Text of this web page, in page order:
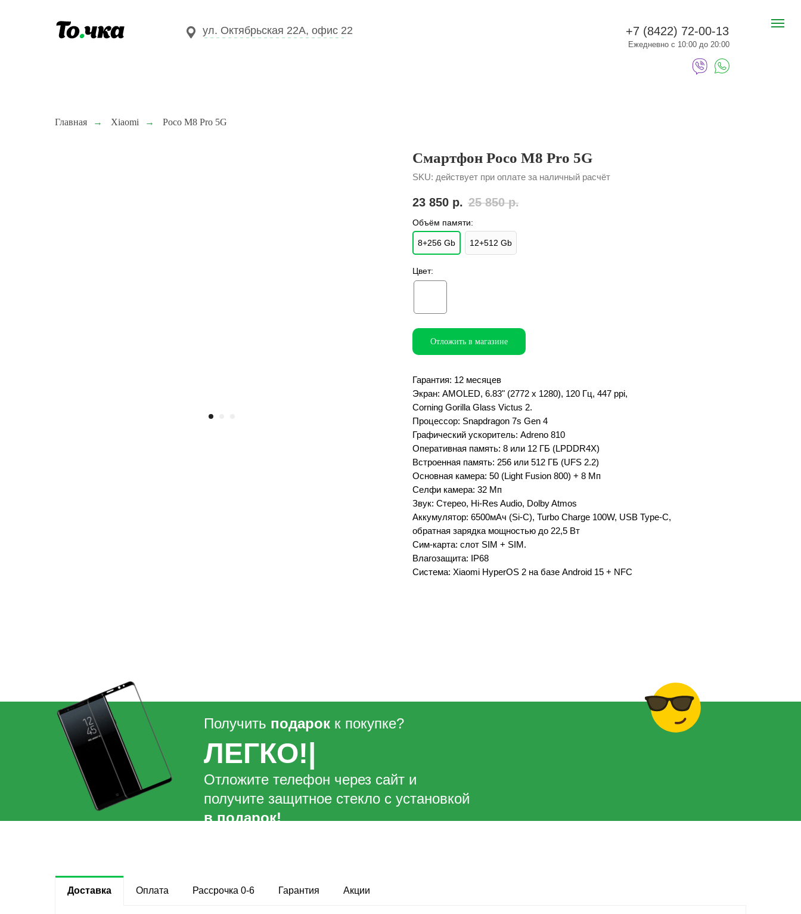
ул. Октябрьская 22А, офис 22 +7 (8422) 72-00-13
Ежедневно с 10:00 до 20:00
Главная → Xiaomi → Poco M8 Pro 5G
Смартфон Poco M8 Pro 5G
SKU: действует при оплате за наличный расчёт
23 850 р. 25 850 р.
Объём памяти:
8+256 Gb 12+512 Gb
Цвет:
Отложить в магазине
Гарантия: 12 месяцев
Экран: AMOLED, 6.83" (2772 x 1280), 120 Гц, 447 ppi,
Corning Gorilla Glass Victus 2.
Процессор: Snapdragon 7s Gen 4
Графический ускоритель: Adreno 810
Оперативная память: 8 или 12 ГБ (LPDDR4X)
Встроенная память: 256 или 512 ГБ (UFS 2.2)
Основная камера: 50 (Light Fusion 800) + 8 Мп
Селфи камера: 32 Мп
Звук: Стерео, Hi-Res Audio, Dolby Atmos
Аккумулятор: 6500мАч (Si-C), Turbo Charge 100W, USB Type-C,
обратная зарядка мощностью до 22,5 Вт
Cим-карта: слот SIM + SIM.
Влагозащита: IP68
Система: Xiaomi HyperOS 2 на базе Android 15 + NFC
Получить подарок к покупке?
ЛЕГКО!|
Отложите телефон через сайт и
получите защитное стекло с установкой
в подарок!
Доставка Оплата Рассрочка 0-6 Гарантия Акции